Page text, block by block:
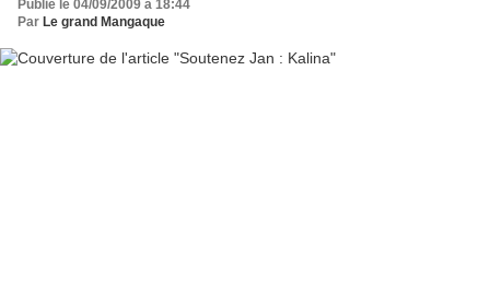
Publié le 04/09/2009 à 18:44
Par Le grand Mangaque